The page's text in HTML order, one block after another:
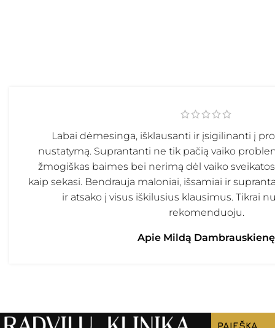
Labai dėmesinga, išklausanti ir įsigilinanti į
nustatymą. Suprantanti ne tik pačią vaiko
žmogiškas baimes bei nerimą dėl vaiko
kaip sekasi. Bendrauja maloniai, išsamiai ir
ir atsako į visus iškilusius klausimus. Tikrai
rekomenduoju.
Apie Mildą Dambrauskienę
PAIEŠKA